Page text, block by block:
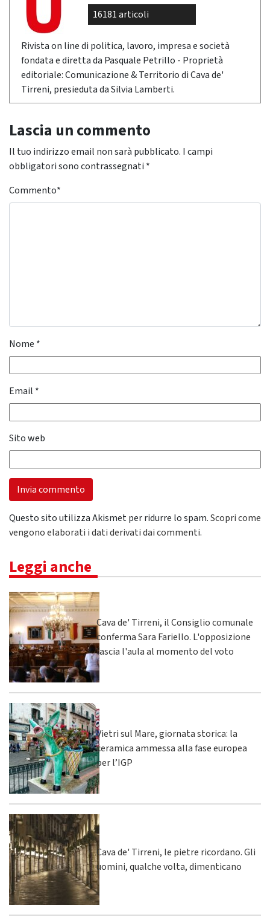
16181 articoli
Rivista on line di politica, lavoro, impresa e società
fondata e diretta da Pasquale Petrillo - Proprietà
editoriale: Comunicazione & Territorio di Cava de'
Tirreni, presieduta da Silvia Lamberti.
Lascia un commento
Il tuo indirizzo email non sarà pubblicato. I campi
obbligatori sono contrassegnati *
Commento*
Nome *
Email *
Sito web
Questo sito utilizza Akismet per ridurre lo spam.Scopri come
vengono elaborati i dati derivati dai commenti.
Leggi anche
Cava de' Tirreni, il Consiglio comunale
conferma Sara Fariello. L'opposizione
lascia l'aula al momento del voto
Vietri sul Mare, giornata storica: la
ceramica ammessa alla fase europea
per l’IGP
Cava de' Tirreni, le pietre ricordano. Gli
uomini, qualche volta, dimenticano